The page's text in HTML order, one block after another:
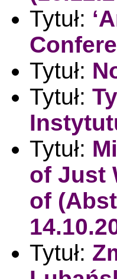
Tytuł:
Tytuł:
Tytuł:
Tytuł:
of Just
of
Tytuł: